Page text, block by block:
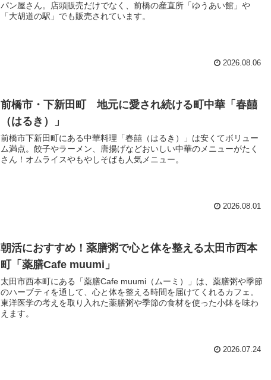
パン屋さん。店頭販売だけでなく、前橋の産直所「ゆうあい館」や
「大胡道の駅」でも販売されています。
2026.08.06
前橋市・下新田町 地元に愛され続ける町中華「春囍
（はるき）」
前橋市下新田町にある中華料理「春囍（はるき）」は安くてボリュー
ム満点。餃子やラーメン、唐揚げなどおいしい中華のメニューがたく
さん！オムライスやもやしそばも人気メニュー。
2026.08.01
朝活におすすめ！薬膳粥で心と体を整える太田市西本
町「薬膳Cafe muumi」
太田市西本町にある「薬膳Cafe muumi（ムーミ）」は、薬膳粥や季節
のハーブティを通して、心と体を整える時間を届けてくれるカフェ。
東洋医学の考えを取り入れた薬膳粥や季節の食材を使った小鉢を味わ
えます。
2026.07.24